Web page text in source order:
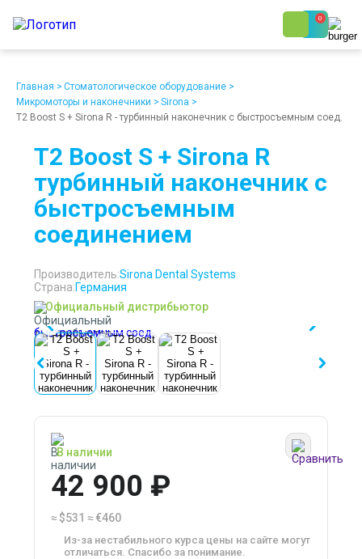
0
Ежедневно с 9:00 до 19:00
О компании
Доставка
Кредит/Лизинг
Проект клиники
Статьи
Наши клиенты
Контакты
Главная > Стоматологическое оборудование >
Микромоторы и наконечники > Sirona >
T2 Boost S + Sirona R - турбинный наконечник с быстросъемным соед.
T2 Boost S + Sirona R
турбинный наконечник с
быстросъемным
соединением
Производитель:Sirona Dental Systems
Страна:Германия
Официальный дистрибьютор
В наличии
42 900 ₽
≈$531 ≈ €460
Из-за нестабильного курса цены на сайте могут
отличаться. Спасибо за понимание.